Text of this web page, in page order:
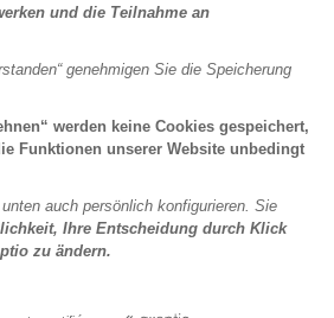
und die Teilnahme an
genehmigen Sie die Speicherung
werden keine Cookies gespeichert,
Funktionen unserer Website unbedingt
auch persönlich konfigurieren. Sie
Ihre Entscheidung durch Klick
zu ändern.